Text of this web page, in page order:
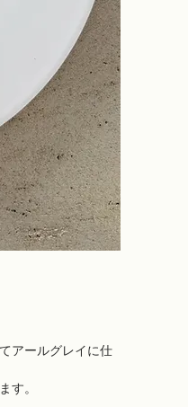
アールグレイに仕
す。